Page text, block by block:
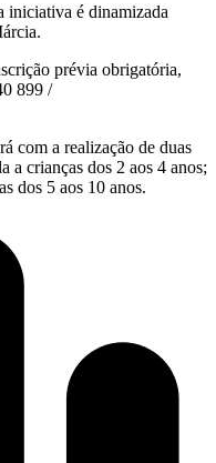
iniciativa é dinamizada
prévia obrigatória,
899 /
com a realização de duas
a crianças dos 2 aos 4 anos;
dos 5 aos 10 anos.